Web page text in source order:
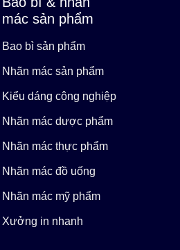
mác sản phẩm
Bao bì sản phẩm
Nhãn mác sản phẩm
Kiểu dáng công nghiệp
Nhãn mác dược phẩm
Nhãn mác thực phẩm
Nhãn mác đồ uống
Nhãn mác mỹ phẩm
Xưởng in nhanh